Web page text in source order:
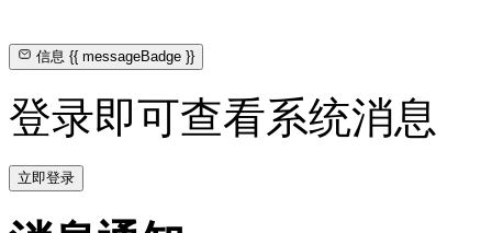
信息{{ messageBadge }}
登录即可查看系统消息
立即登录